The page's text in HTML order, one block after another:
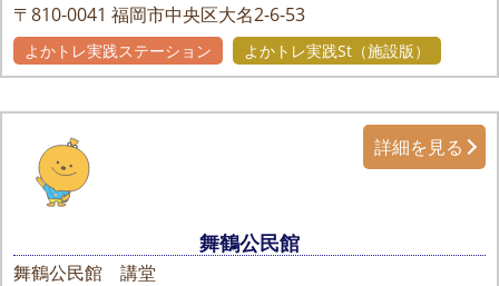
〒810-0041 福岡市中央区大名2-6-53
よかトレ実践ステーション よかトレ実践St（施設版）
舞鶴公民館
舞鶴公民館 講堂
詳細を見る